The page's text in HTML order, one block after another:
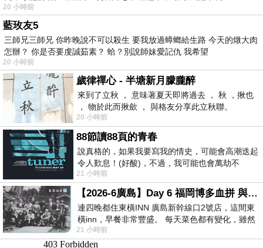
20 小時前
藍玫友5
三師兄三師兄 你昨晚說不可以殺生 要我放過蟑螂給生路 今天的燉大肉
怎辦？ 你是否要虔誠茹素？ 蛤？別說師妹愛記仇 我希望
20 小時前
歲律禪心 - 半塘新月朦朧醉
來到了立秋 ， 意味著夏天即將過去 ， 秋 ，揪也
， 物於此而揪歛 ， 與格友分享此立秋聯。
20 小時前
88節讀88頁的青春
說真格的，如果我要寫我的情史，可能會高潮迭起
令人歎息！(好酸)，不過，我可能也會萬劫不
復...，每天跪鍵盤還是被判了花心的罪
21 小時前
【2026-6廣島】Day 6 福岡博多血拼 與機場接送少年司機深夜對談
連四晚都住東橫INN 廣島新幹線口2號店，這間東
橫inn，早餐非常豐盛。 每天菜色都有變化，雖然
看到工作人員拿出料理包加熱，但
21 小時前